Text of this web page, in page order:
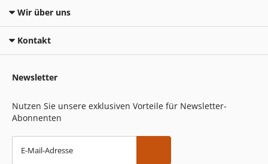
Wir über uns
Kontakt
Newsletter
Nutzen Sie unsere exklusiven Vorteile für Newsletter-
Abonnenten
E-Mail-Adresse